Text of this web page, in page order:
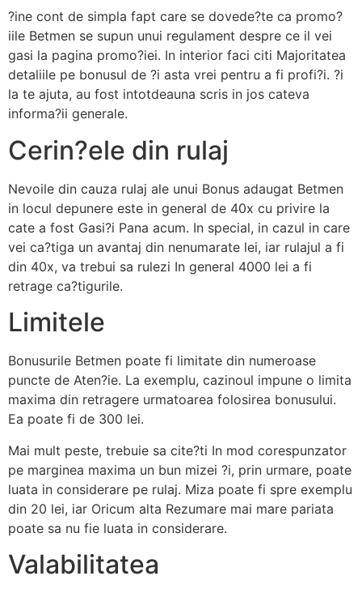
?ine cont de simpla fapt care se dovede?te ca promo?
iile Betmen se supun unui regulament despre ce il vei
gasi la pagina promo?iei. In interior faci citi Majoritatea
detaliile pe bonusul de ?i asta vrei pentru a fi profi?i. ?i
la te ajuta, au fost intotdeauna scris in jos cateva
informa?ii generale.
Cerin?ele din rulaj
Nevoile din cauza rulaj ale unui Bonus adaugat Betmen
in locul depunere este in general de 40x cu privire la
cate a fost Gasi?i Pana acum. In special, in cazul in care
vei ca?tiga un avantaj din nenumarate lei, iar rulajul a fi
din 40x, va trebui sa rulezi In general 4000 lei a fi
retrage ca?tigurile.
Limitele
Bonusurile Betmen poate fi limitate din numeroase
puncte de Aten?ie. La exemplu, cazinoul impune o limita
maxima din retragere urmatoarea folosirea bonusului.
Ea poate fi de 300 lei.
Mai mult peste, trebuie sa cite?ti In mod corespunzator
pe marginea maxima un bun mizei ?i, prin urmare, poate
luata in considerare pe rulaj. Miza poate fi spre exemplu
din 20 lei, iar Oricum alta Rezumare mai mare pariata
poate sa nu fie luata in considerare.
Valabilitatea